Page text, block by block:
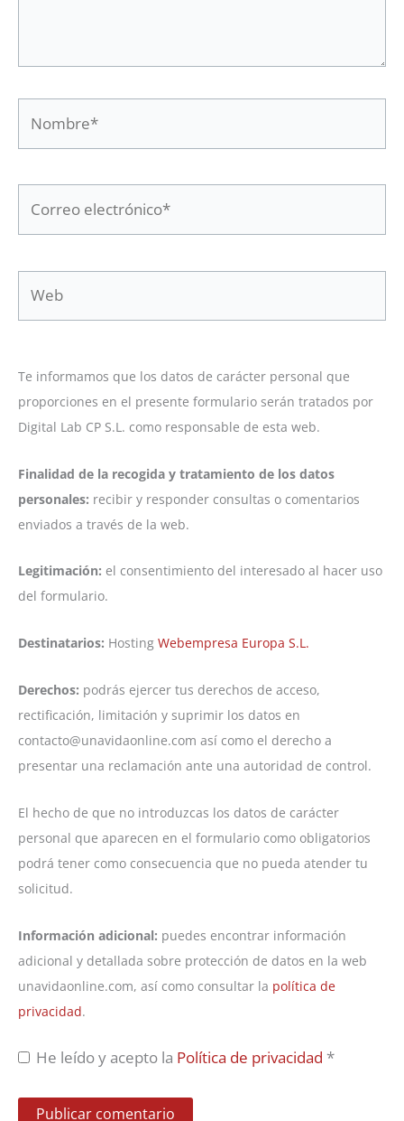
electrónico*
Te informamos que los datos de carácter personal que
proporciones en el presente formulario serán tratados por
Digital Lab CP S.L. como responsable de esta web.
Finalidad de la recogida y tratamiento de los datos
personales: recibir y responder consultas o comentarios
enviados a través de la web.
Legitimación: el consentimiento del interesado al hacer uso
del formulario.
Destinatarios: Hosting Webempresa Europa S.L.
Derechos: podrás ejercer tus derechos de acceso,
rectificación, limitación y suprimir los datos en
contacto@unavidaonline.com así como el derecho a
presentar una reclamación ante una autoridad de control.
El hecho de que no introduzcas los datos de carácter
personal que aparecen en el formulario como obligatorios
podrá tener como consecuencia que no pueda atender tu
solicitud.
Información adicional: puedes encontrar información
adicional y detallada sobre protección de datos en la web
unavidaonline.com, así como consultar la política de
privacidad.
He leído y acepto la Política de privacidad *